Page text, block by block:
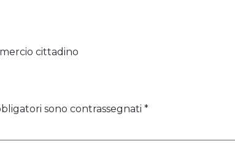
cittadino
sono contrassegnati *